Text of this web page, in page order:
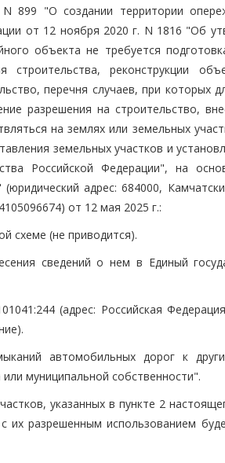
899 "О создании территории
от 12 ноября 2020 г. N 1816 "Об
объекта не требуется
реконструкции
перечня случаев, при которых
разрешения на строительство,
на землях или земельных
земельных участков и
Российской Федерации", на
адрес: 684000,
от 12 мая 2025 г.:
схеме (не приводится).
сведений о нем в Единый
(адрес: Российская
автомобильных дорог к
муниципальной собственности".
указанных в пункте 2
их разрешенным использованием